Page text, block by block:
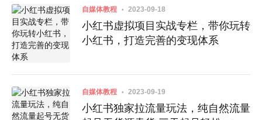
自媒体教程 2023-09-18
小红书虚拟项目实战专栏，带你玩转
小红书，打造完善的变现体系
自媒体教程 2023-09-19
小红书独家拉流量玩法，纯自然流量